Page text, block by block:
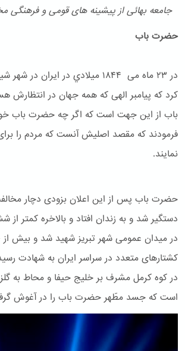
جامعه بهائی از پیشینه های قومی و
حضرت باب
در ۲۳ ماه می ۱۸۴۴ ميلادي در
کرد که پیامبر الهی که همه جهان در
باب از این جهت است که اگر چه حضرت باب
فرمودند که مقصد اصلیش آنست که مردم را
نمایند.
حضرت باب پس از این اعلان بزودی دچار
کشتارهای متعدد در سراسر ایران به شهادت
در کوه کرمل مشرف بر خلیج حیفا و محاط به
است که جسد مطّهر حضرت باب را در آغوش